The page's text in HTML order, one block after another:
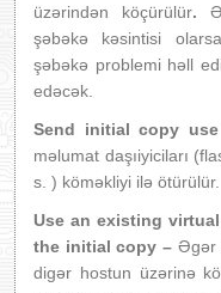
üzərindən
köçürülür.
şəbəkə kəsintisi
şəbəkə problemi həll
edəcək.
Send initial copy
məlumat daşıiyiciları
s. ) köməkliyi ilə ötürülür.
Use an existing
the initial copy – Əgər
digər hostun üzərinə